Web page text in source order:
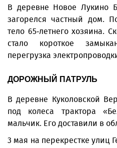
В деревне Новое Лукино
загорелся частный дом.
тело 65-летнего хозяина.
стало короткое
перегрузка
ДОРОЖНЫЙ ПАТРУЛЬ
В деревне Куколовской
под колеса трактора
мальчик. Его доставили в
3 мая на перекрестке улиц